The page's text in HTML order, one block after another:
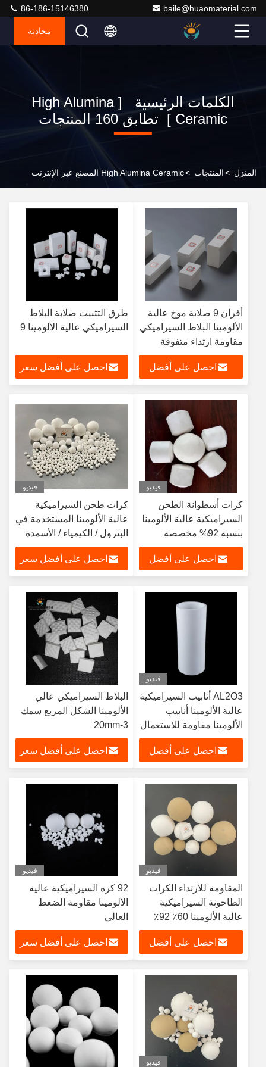
baile@huaomaterial.com
86-186-15146380
محادثة
الكلمات الرئيسية [ High Alumina
Ceramic ] تطابق 160 المنتجات
المنزل >المنتجات >High Alumina Ceramic المصنع عبر الإنترنت
أفران 9 صلابة موخ عالية
الألومينا البلاط السيراميكي
مقاومة ارتداء متفوقة
احصل على أفضل
طرق التثبيت صلابة البلاط
السيراميكي عالية الألومينا 9
احصل على أفضل سعر
فيديو
كرات أسطوانة الطحن
السيراميكية عالية الألومينا
بنسبة 92% مخصصة
احصل على أفضل
فيديو
كرات طحن السيراميكية
عالية الألومينا المستخدمة في
البترول / الكيمياء / الأسمدة
احصل على أفضل سعر
فيديو
AL2O3 أنابيب السيراميكية
عالية الألومينا أنابيب
الألومينا مقاومة للاستعمال
احصل على أفضل
البلاط السيراميكي عالي
الألومينا الشكل المربع سمك
3-20mm
احصل على أفضل سعر
فيديو
المقاومة للارتداء الكرات
الطاحونة السيراميكية
عالية الألومينا 60٪ 92٪
95٪ 99٪
احصل على أفضل
فيديو
92 كرة السيراميكية عالية
الألومينا مقاومة الضغط
العالي
احصل على أفضل سعر
فيديو